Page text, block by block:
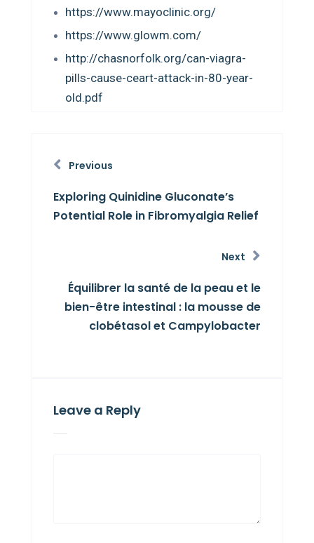
https://www.mayoclinic.org/
https://www.glowm.com/
http://chasnorfolk.org/can-viagra-
pills-cause-ceart-attack-in-80-year-
old.pdf
Previous
Exploring Quinidine Gluconate’s
Potential Role in Fibromyalgia Relief
Next
Équilibrer la santé de la peau et le
bien-être intestinal : la mousse de
clobétasol et Campylobacter
Leave a Reply